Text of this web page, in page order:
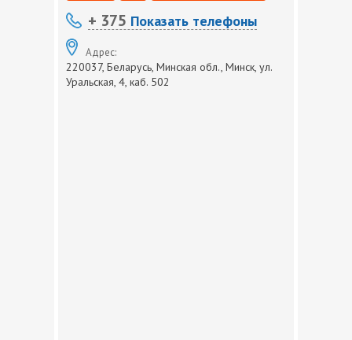
+ 375 Показать телефоны
Адрес:
220037, Беларусь, Минская обл., Минск, ул.
Уральская, 4, каб. 502